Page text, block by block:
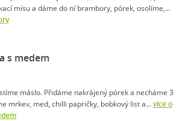
mísu a dáme do ní brambory, pórek, osolíme,...
s medem
máslo. Přidáme nakrájený pórek a necháme 3
mrkev, med, chilli papričky, bobkový list a...více o